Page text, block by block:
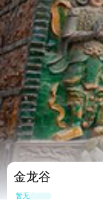
金龙谷
暂无点评